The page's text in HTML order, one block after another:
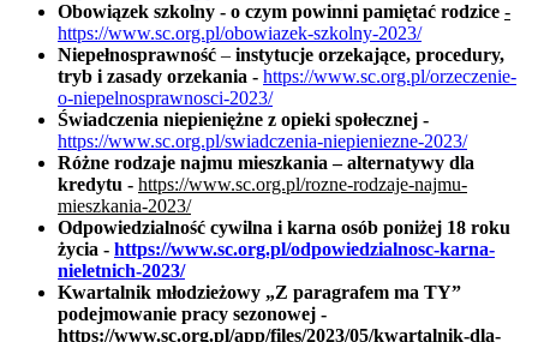
Obowiązek szkolny - o czym powinni pamiętać rodzice -
https://www.sc.org.pl/obowiazek-szkolny-2023/
Niepełnosprawność – instytucje orzekające, procedury,
tryb i zasady orzekania - https://www.sc.org.pl/orzeczenie-
o-niepelnosprawnosci-2023/
Świadczenia niepieniężne z opieki społecznej -
https://www.sc.org.pl/swiadczenia-niepieniezne-2023/
Różne rodzaje najmu mieszkania – alternatywy dla
kredytu - https://www.sc.org.pl/rozne-rodzaje-najmu-
mieszkania-2023/
Odpowiedzialność cywilna i karna osób poniżej 18 roku
życia - https://www.sc.org.pl/odpowiedzialnosc-karna-
nieletnich-2023/
Kwartalnik młodzieżowy „Z paragrafem ma TY”
podejmowanie pracy sezonowej -
https://www.sc.org.pl/app/files/2023/05/kwartalnik-dla-